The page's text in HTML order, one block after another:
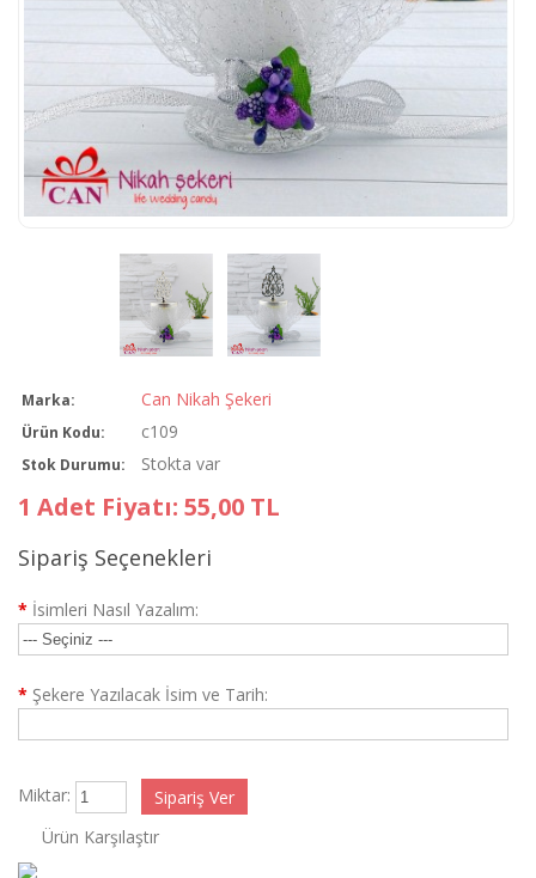
Marka: Can Nikah Şekeri
Ürün Kodu: c109
Stok Durumu: Stokta var
1 Adet Fiyatı: 55,00 TL
Sipariş Seçenekleri
* İsimleri Nasıl Yazalım:
* Şekere Yazılacak İsim ve Tarih:
Miktar:
Ürün Karşılaştır